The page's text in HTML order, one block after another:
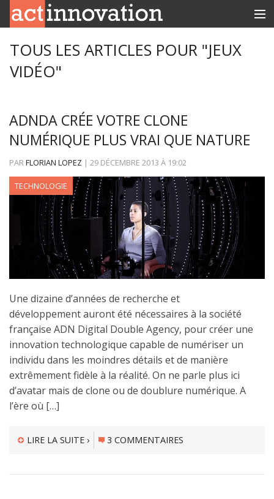
INNOBOX
TOUS LES ARTICLES POUR "JEUX
VIDÉO"
ADNDA CRÉE VOTRE CLONE
NUMÉRIQUE PLUS VRAI QUE NATURE
PARFLORIAN LOPEZ | 29 DÉCEMBRE 2013 À 19:02
TECHNOLOGIE
Une dizaine d’années de recherche et
développement auront été nécessaires à la société
française ADN Digital Double Agency, pour créer une
innovation technologique capable de numériser un
individu dans les moindres détails et de manière
extrêmement fidèle à la réalité. On ne parle plus ici
d’avatar mais de clone ou de doublure numérique. A
l’ère où […]
LIRE LA SUITE › 3 COMMENTAIRES